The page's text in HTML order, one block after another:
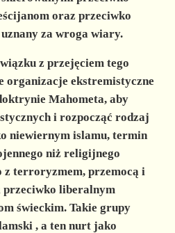
oraz przeciwko
za wroga wiary.
z przejęciem tego
organizacje ekstremistyczne
Mahometa, aby
i rozpocząć rodzaj
niewiernym islamu, termin
niż religijnego
z terroryzmem, przemocą i
przeciwko liberalnym
świeckim. Takie grupy
, a ten nurt jako